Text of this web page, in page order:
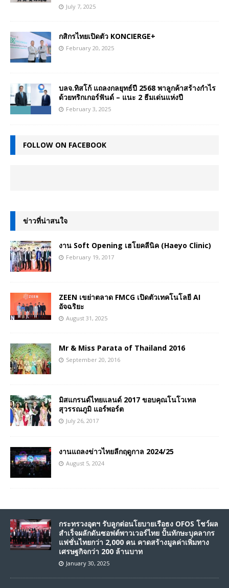
July 7, 2025
กสิกรไทยเปิดตัว KONCIERGE+
February 20, 2025
บลจ.ทิสโก้ แถลงกลยุทธ์ปี 2568 พาลูกค้าสร้างกำไร
ด้วยทริกเกอร์ฟันด์ – แนะ 2 ธีมเด่นแห่งปี
February 3, 2025
FOLLOW ON FACEBOOK
ข่าวที่น่าสนใจ
งาน Soft Opening เฮโยคลีนิค (Haeyo Clinic)
February 19, 2017
ZEEN เขย่าตลาด FMCG เปิดตัวเทคโนโลยี AI
อัจฉริยะ
August 31, 2025
Mr & Miss Parata of Thailand 2016
September 20, 2016
มิสแกรนด์ไทยแลนด์ 2017 ขอบคุณโนโวเทล
สุวรรณภูมิ แอร์พอร์ต
July 26, 2017
งานแถลงข่าวไทยลีกฤดูกาล 2024/25
August 5, 2024
กระทรวงอุตฯ รับลูกต่อนโยบายเรือธง OFOS โชว์ผล
สำเร็จผลักดันซอฟต์พาวเวอร์ไทย ปั้นทักษะบุคลากร
แฟชั่นไทยกว่า 2,000 คน คาดสร้างมูลค่าเพิ่มทาง
เศรษฐกิจกว่า 200 ล้านบาท
January 30, 2025